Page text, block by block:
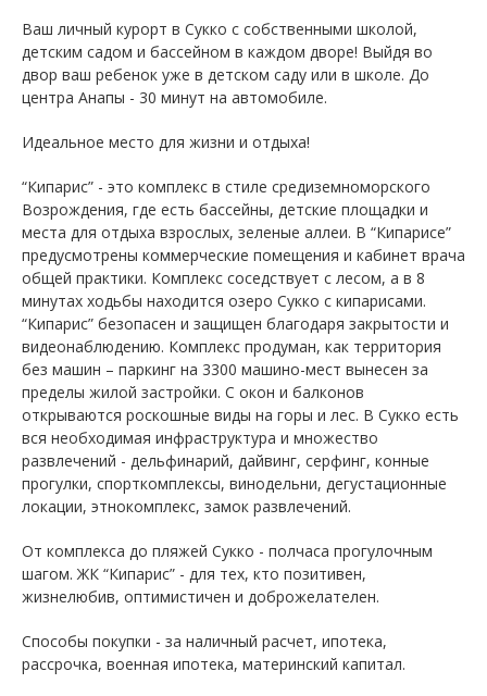
Ваш личный курорт в Сукко с собственными школой,
детским садом и бассейном в каждом дворе! Выйдя во
двор ваш ребенок уже в детском саду или в школе. До
центра Анапы - 30 минут на автомобиле.
Идеальное место для жизни и отдыха!
“Кипарис” - это комплекс в стиле средиземноморского
Возрождения, где есть бассейны, детские площадки и
места для отдыха взрослых, зеленые аллеи. В “Кипарисе”
предусмотрены коммерческие помещения и кабинет врача
общей практики. Комплекс соседствует с лесом, а в 8
минутах ходьбы находится озеро Сукко с кипарисами.
“Кипарис” безопасен и защищен благодаря закрытости и
видеонаблюдению. Комплекс продуман, как территория
без машин – паркинг на 3300 машино-мест вынесен за
пределы жилой застройки. С окон и балконов
открываются роскошные виды на горы и лес. В Сукко есть
вся необходимая инфраструктура и множество
развлечений - дельфинарий, дайвинг, серфинг, конные
прогулки, спорткомплексы, винодельни, дегустационные
локации, этнокомплекс, замок развлечений.
От комплекса до пляжей Сукко - полчаса прогулочным
шагом. ЖК “Кипарис” - для тех, кто позитивен,
жизнелюбив, оптимистичен и доброжелателен.
Способы покупки - за наличный расчет, ипотека,
рассрочка, военная ипотека, материнский капитал.